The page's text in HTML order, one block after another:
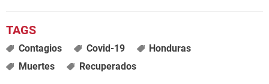
Contagios Covid-19
Honduras
Muertes
Recuperados